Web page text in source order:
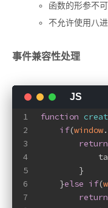
函数的形参不
不允许使用八
事件兼容性处理
1
2
3
4
5
6
7
function
if(window
return
        }
    }
else if(
return